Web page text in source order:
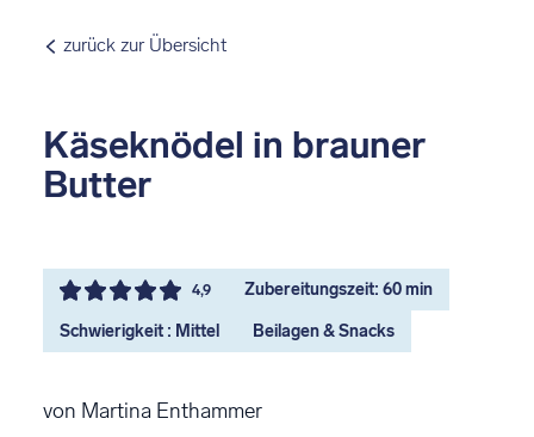
zurück zur Übersicht
Käseknödel in brauner
Butter
4,9 Zubereitungszeit: 60 min
Schwierigkeit : Mittel Beilagen & Snacks
von Martina Enthammer